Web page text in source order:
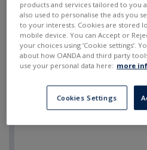
products and services tailored to you
also used to personalise the ads you
to your interests. Cookies are stored
mobile device. You can Accept or
your choices using ‘Cookie settings’.
about how OANDA and third party
use your personal data here: more
Cookies Settings